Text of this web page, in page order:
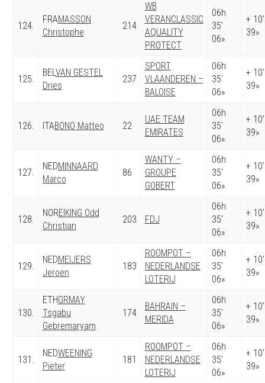
124.
FRAMASSON
Christophe
214
WB
VERANCLASSIC
AQUALITY
PROTECT
06h
35′
06»
+ 10′
39»
125.
BELVAN GESTEL
Dries
237
SPORT
VLAANDEREN –
BALOISE
06h
35′
06»
+ 10′
39»
126. ITABONO Matteo 22
UAE TEAM
EMIRATES
06h
35′
06»
+ 10′
39»
127.
NEDMINNAARD
Marco
86
WANTY –
GROUPE
GOBERT
06h
35′
06»
+ 10′
39»
128.
NOREIKING Odd
Christian
203 FDJ
06h
35′
06»
+ 10′
39»
129.
NEDMEIJERS
Jeroen
183
ROOMPOT –
NEDERLANDSE
LOTERIJ
06h
35′
06»
+ 10′
39»
130.
ETHGRMAY
Tsgabu
Gebremaryam
174
BAHRAIN –
MERIDA
06h
35′
06»
+ 10′
39»
131.
NEDWEENING
Pieter
181
ROOMPOT –
NEDERLANDSE
LOTERIJ
06h
35′
06»
+ 10′
39»